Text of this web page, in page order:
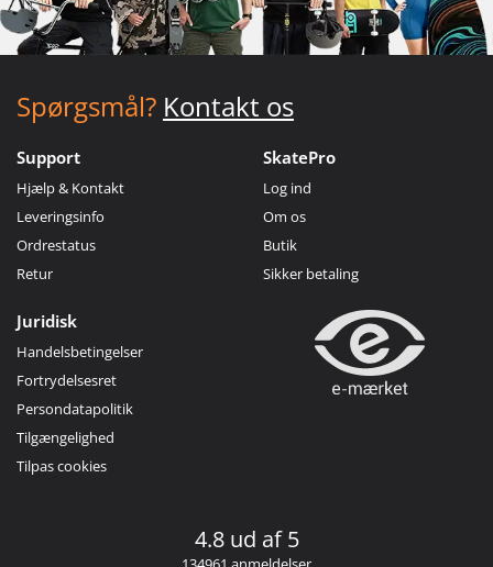
Spørgsmål? Kontakt os
Support
Hjælp & Kontakt
Leveringsinfo
Ordrestatus
Retur
SkatePro
Log ind
Om os
Butik
Sikker betaling
Juridisk
Handelsbetingelser
Fortrydelsesret
Persondatapolitik
Tilgængelighed
Tilpas cookies
4.8 ud af 5